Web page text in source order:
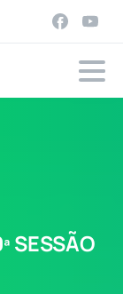
SESSÃO